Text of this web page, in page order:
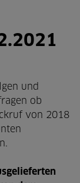
und
ob
von 2018